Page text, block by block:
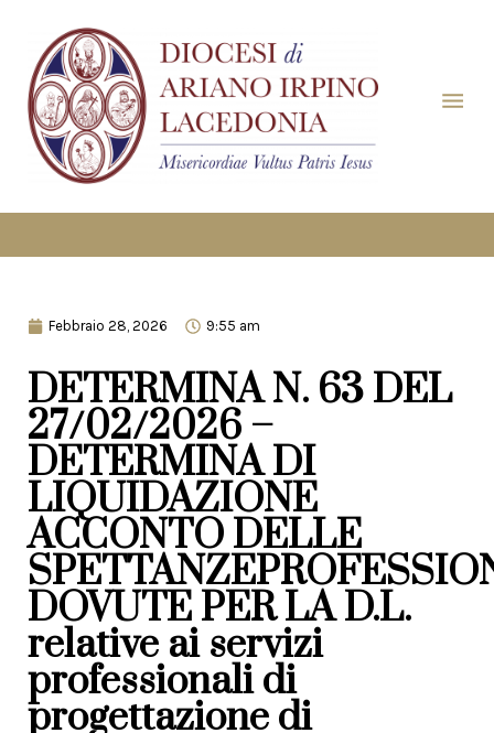
Febbraio 28, 2026 9:55 am
DETERMINA N. 63 DEL
27/02/2026 –
DETERMINA DI
LIQUIDAZIONE
ACCONTO DELLE
DOVUTE PER LA D.L.
relative ai servizi
professionali di
progettazione di